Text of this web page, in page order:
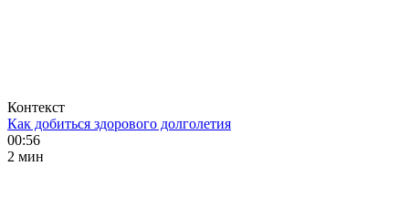
Контекст
Как добиться здорового долголетия
00:56
2 мин